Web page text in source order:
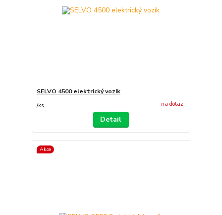
SELVO 4500 elektrický vozík
/ks na dotaz
Detail
Akce